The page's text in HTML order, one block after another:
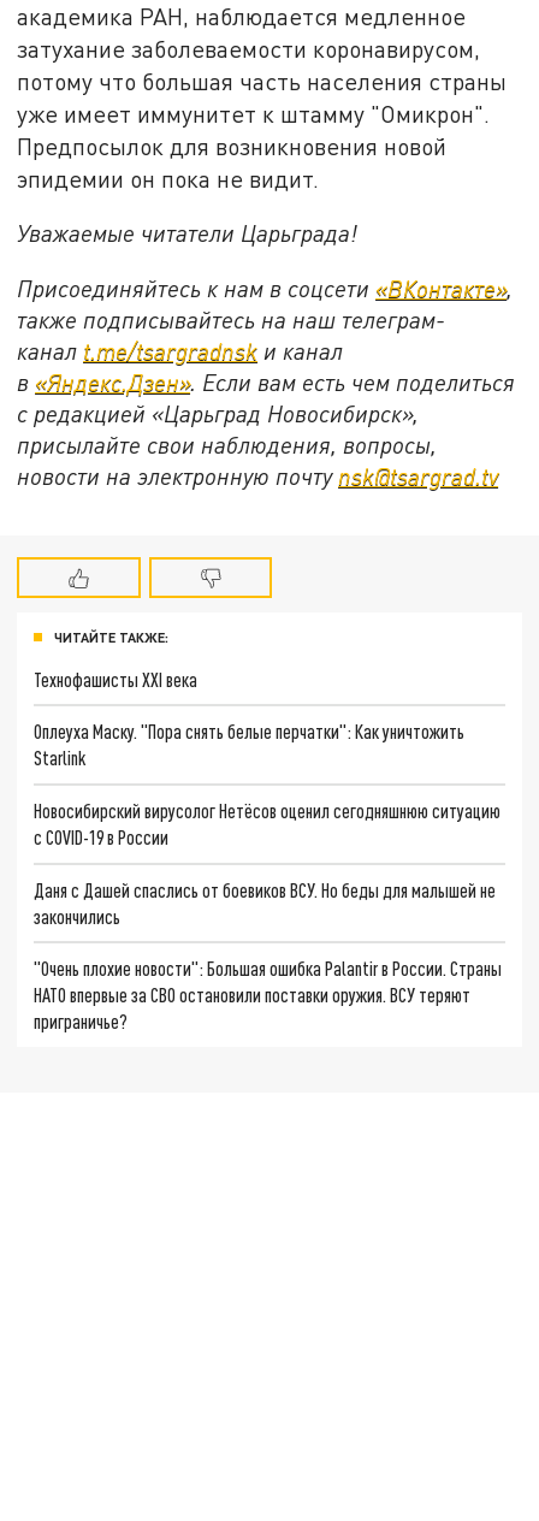
академика РАН, наблюдается медленное
затухание заболеваемости коронавирусом,
потому что большая часть населения страны
уже имеет иммунитет к штамму "Омикрон".
Предпосылок для возникновения новой
эпидемии он пока не видит.
Уважаемые читатели Царьграда!
Присоединяйтесь к нам в соцсети «ВКонтакте»,
также подписывайтесь на наш телеграм-
канал t.me/tsargradnsk и канал
в «Яндекс.Дзен». Если вам есть чем поделиться
с редакцией «Царьград Новосибирск»,
присылайте свои наблюдения, вопросы,
новости на электронную почту nsk@tsargrad.tv
ЧИТАЙТЕ ТАКЖЕ:
Технофашисты XXI века
Оплеуха Маску. "Пора снять белые перчатки": Как уничтожить
Starlink
Новосибирский вирусолог Нетёсов оценил сегодняшнюю ситуацию
с COVID-19 в России
Даня с Дашей спаслись от боевиков ВСУ. Но беды для малышей не
закончились
"Очень плохие новости": Большая ошибка Palantir в России. Страны
НАТО впервые за СВО остановили поставки оружия. ВСУ теряют
приграничье?